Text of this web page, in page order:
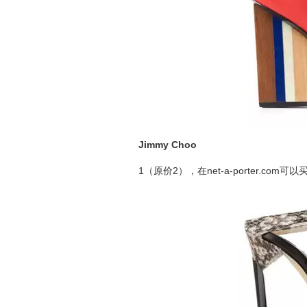
Jimmy Choo
1（原价2），在net-a-porter.com可以